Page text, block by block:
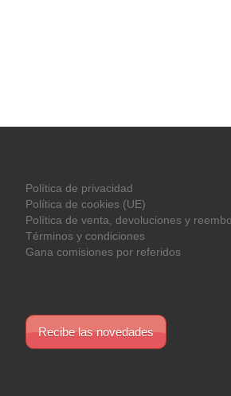
Política de privacidad
Política de cookies (UE)
Política de venta, devoluciones y
Términos y condiciones
Gana comisiones por referidos
Recibe las novedades